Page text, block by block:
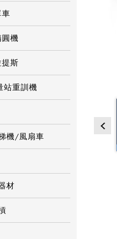
機
斯
站重訓機
機/風扇車
材